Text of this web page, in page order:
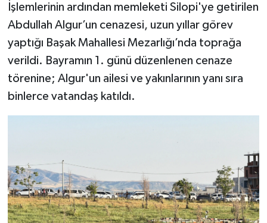
İşlemlerinin ardından memleketi Silopi'ye getirilen
Abdullah Algur’un cenazesi, uzun yıllar görev
yaptığı Başak Mahallesi Mezarlığı’nda toprağa
verildi. Bayramın 1. günü düzenlenen cenaze
törenine; Algur'un ailesi ve yakınlarının yanı sıra
binlerce vatandaş katıldı.